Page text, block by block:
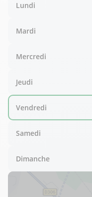
Lundi
Mardi
Mercredi
Jeudi
Vendredi
Samedi
Dimanche